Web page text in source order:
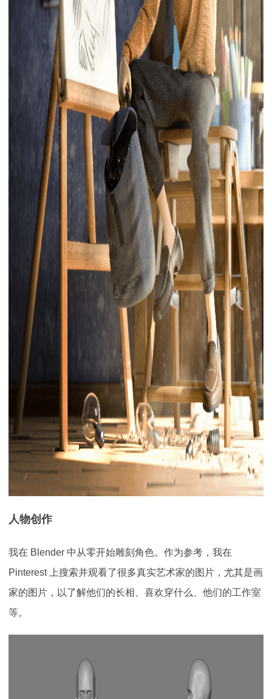
人物创作
我在 Blender 中从零开始雕刻角色。作为参考，我在
Pinterest 上搜索并观看了很多真实艺术家的图片，尤其是画
家的图片，以了解他们的长相、喜欢穿什么、他们的工作室
等。